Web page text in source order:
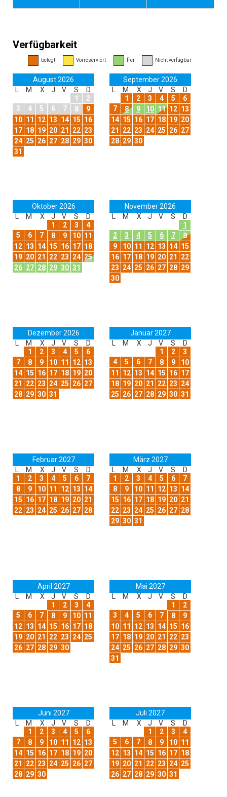
Verfügbarkeit
belegt Vorreserviert frei Nicht verfügbar
August 2026
L
M X J V S
D
1
2
3
4 5 6 7 8
9
10 11 12 13 14 15 16
17 18 19 20 21 22 23
24 25 26 27 28 29 30
31
September 2026
L
M X J V S
D
1
2 3 4 5
6
7
8 9 10 11 12 13
14 15 16 17 18 19 20
21
22 23 24 25 26 27
28 29 30
Oktober 2026
L
M X J V S
D
1
2 3
4
5
6 7 8 9 10 11
12 13 14 15 16 17 18
19 20 21 22 23 24 25
26 27 28 29 30 31
November 2026
L
M X J V S
D
1
2
3 4 5 6 7
8
9
10 11 12 13 14 15
16 17 18 19 20 21
22
23 24 25 26 27 28 29
30
Dezember 2026
L
M X J V S
D
1
2 3 4 5
6
7
8 9 10 11 12 13
14 15 16 17 18 19 20
21
22 23 24 25 26 27
28 29 30 31
Januar 2027
L
M X J V S
D
1
2
3
4
5 6 7 8 9
10
11
12 13 14 15 16 17
18 19 20 21 22 23 24
25 26 27 28 29 30 31
Februar 2027
L
M X J V S
D
1
2 3 4 5 6
7
8
9 10 11 12 13 14
15 16 17 18 19 20 21
22 23 24 25 26 27 28
März 2027
L
M X J V S
D
1
2 3 4 5 6
7
8
9 10 11 12 13 14
15 16 17 18 19 20 21
22 23 24 25 26 27 28
29 30 31
April 2027
L
M X J V S
D
1
2 3
4
5
6 7 8 9 10 11
12 13 14 15 16 17 18
19 20 21 22 23 24 25
26 27 28 29 30
Mai 2027
L
M X J V S
D
1
2
3
4 5 6 7 8
9
10 11 12 13 14 15 16
17 18 19 20 21 22 23
24 25 26 27 28 29 30
31
Juni 2027
L
M X J V S
D
1
2 3 4 5
6
7
8 9 10 11 12 13
14 15 16 17 18 19 20
21
22 23 24 25 26 27
28 29 30
Juli 2027
L
M X J V S
D
1
2 3
4
5
6 7 8 9 10 11
12 13 14 15 16 17 18
19 20 21 22 23 24 25
26 27 28 29 30 31